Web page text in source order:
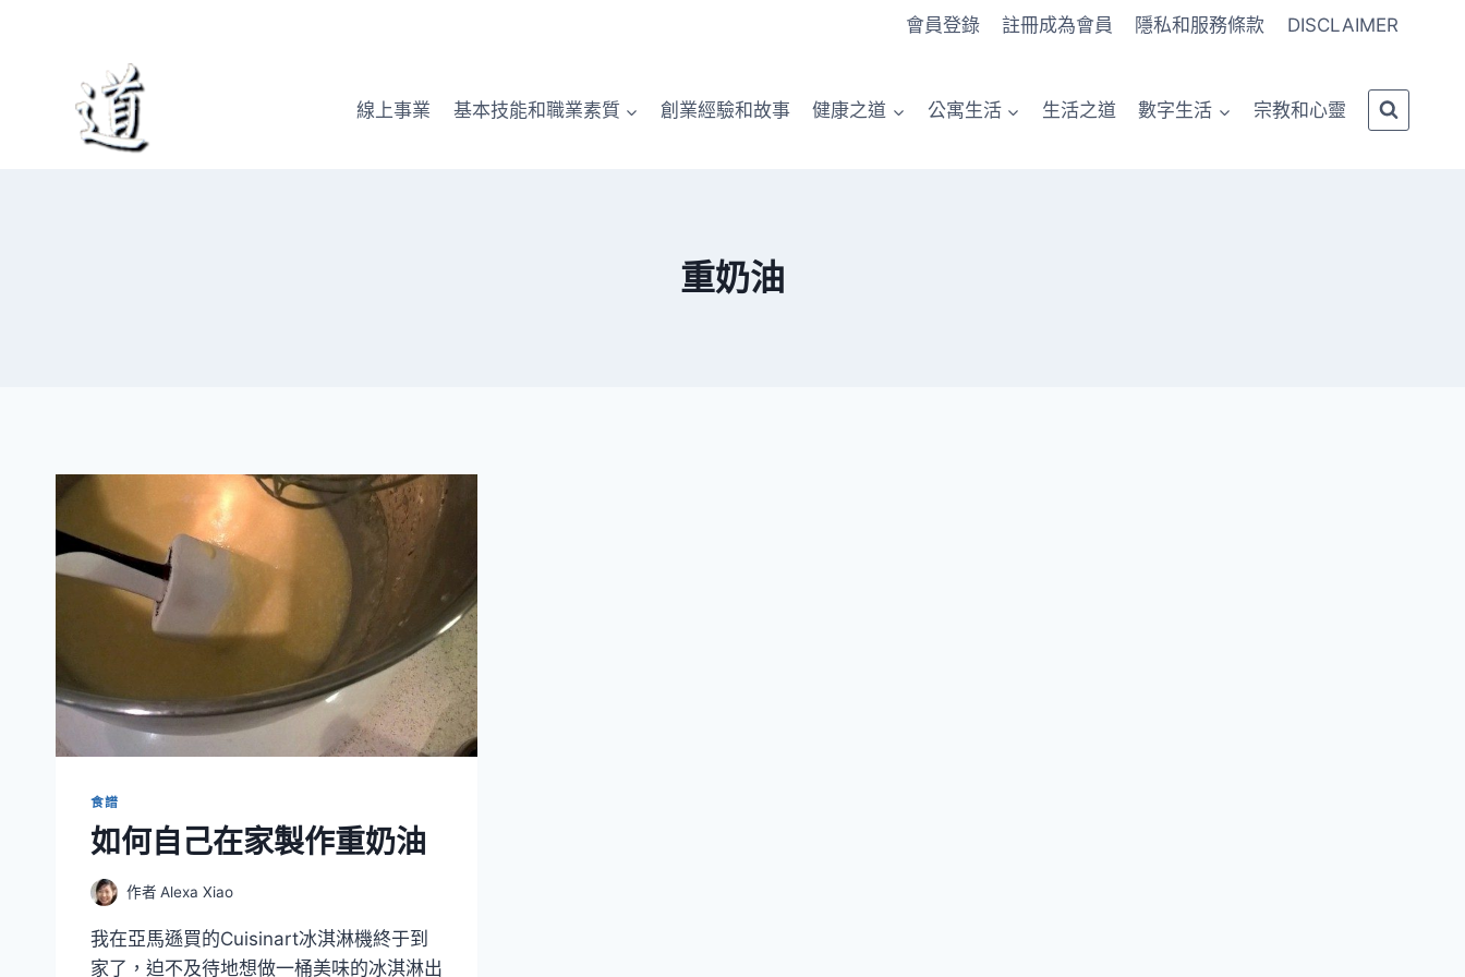
會員登錄 註冊成為會員 隱私和服務條款 DISCLAIMER
線上事業 基本技能和職業素質 創業經驗和故事 健康之道 公寓生活 生活之道 數字生活 宗教和心靈
重奶油
食譜
如何自己在家製作重奶油
作者 Alexa Xiao
我在亞馬遜買的Cuisinart冰淇淋機終于到
家了，迫不及待地想做一桶美味的冰淇淋出